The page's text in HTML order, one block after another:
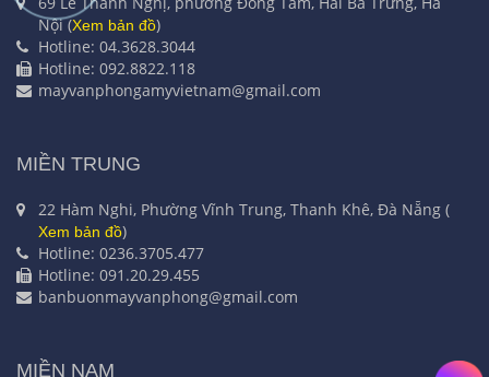
Nội (Xem bản đồ)
Hotline: 04.3628.3044
Hotline: 092.8822.118
mayvanphongamyvietnam@gmail.com
MIỀN TRUNG
22 Hàm Nghi, Phường Vĩnh Trung, Thanh Khê, Đà Nẵng (
Xem bản đồ)
Hotline: 0236.3705.477
Hotline: 091.20.29.455
banbuonmayvanphong@gmail.com
MIỀN NAM